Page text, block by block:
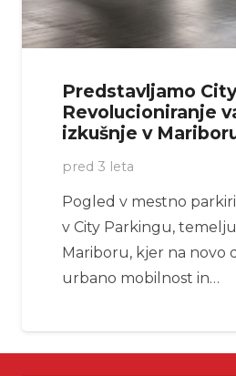
Predstavljamo
Revolucioniranje
izkušnje v
pred 3 leta
Pogled v mestno
v City Parkingu,
Mariboru, kjer na novo
urbano mobilnost in…